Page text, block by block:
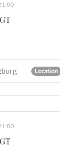
Location